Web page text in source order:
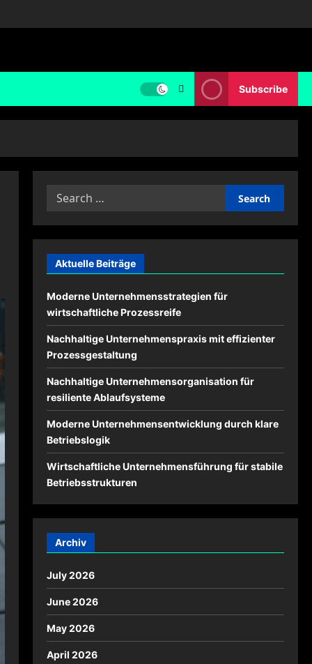
Subscribe
Search
Aktuelle Beiträge
Moderne Unternehmensstrategien für
wirtschaftliche Prozessreife
Nachhaltige Unternehmenspraxis mit effizienter
Prozessgestaltung
Nachhaltige Unternehmensorganisation für
resiliente Ablaufsysteme
Moderne Unternehmensentwicklung durch klare
Betriebslogik
Wirtschaftliche Unternehmensführung für stabile
Betriebsstrukturen
Archiv
July 2026
June 2026
May 2026
April 2026